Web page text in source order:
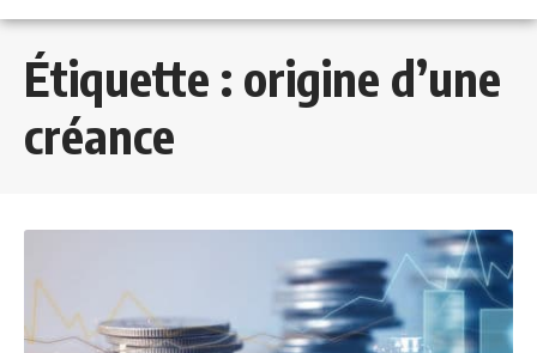
Étiquette : origine d’une
créance